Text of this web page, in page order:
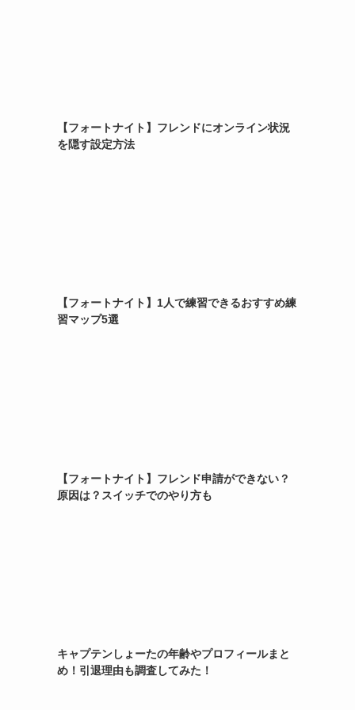
【フォートナイト】フレンドにオンライン状況
を隠す設定方法
【フォートナイト】1人で練習できるおすすめ練
習マップ5選
【フォートナイト】フレンド申請ができない？
原因は？スイッチでのやり方も
キャプテンしょーたの年齢やプロフィールまと
め！引退理由も調査してみた！